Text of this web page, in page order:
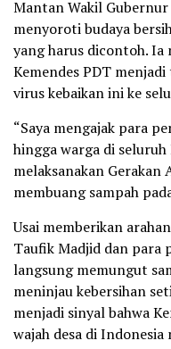
Mantan Wakil
menyoroti budaya
yang harus dicontoh. Ia
Kemendes PDT
virus kebaikan ini ke
“Saya mengajak para
hingga warga di
melaksanakan
membuang sampah
Usai memberikan
Taufik Madjid dan
langsung memungut
meninjau kebersihan
menjadi sinyal bahwa
wajah desa di